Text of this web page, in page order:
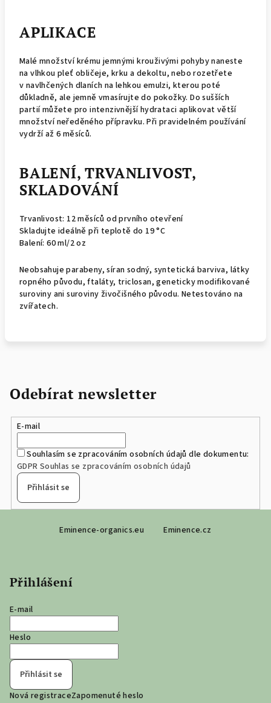
APLIKACE
Malé množství krému jemnými krouživými pohyby naneste
na vlhkou pleť obličeje, krku a dekoltu, nebo rozetřete
v navlhčených dlaních na lehkou emulzi, kterou poté
důkladně, ale jemně vmasírujte do pokožky. Do sušších
partií můžete pro intenzivnější hydrataci aplikovat větší
množství neředěného přípravku. Při pravidelném používání
vydrží až 6 měsíců.
BALENÍ, TRVANLIVOST,
SKLADOVÁNÍ
Trvanlivost: 12 měsíců od prvního otevření
Skladujte ideálně při teplotě do 19 °C
Balení: 60 ml/2 oz
Neobsahuje parabeny, síran sodný, syntetická barviva, látky
ropného původu, ftaláty, triclosan, geneticky modifikované
suroviny ani suroviny živočišného původu. Netestováno na
zvířatech.
Odebírat newsletter
E-mail
Souhlasím se zpracováním osobních údajů dle dokumentu:
GDPR Souhlas se zpracováním osobních údajů
Přihlásit se
Eminence-organics.eu Eminence.cz
Přihlášení
E-mail
Heslo
Přihlásit se
Nová registraceZapomenuté heslo